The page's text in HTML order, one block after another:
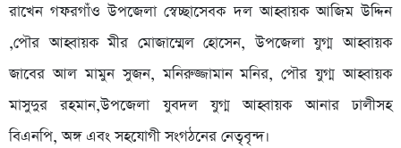
রাখেন গফরগাঁও উপজেলা স্বেচ্ছাসেবক দল আহ্বায়ক আজিম উদ্দিন
,পৌর আহ্বায়ক মীর মোজাম্মেল হোসেন, উপজেলা যুগ্ম আহ্বায়ক
জাবের আল মামুন সুজন, মনিরুজ্জামান মনির, পৌর যুগ্ম আহ্বায়ক
মাসুদুর রহমান,উপজেলা যুবদল যুগ্ম আহ্বায়ক আনার ঢালীসহ
বিএনপি, অঙ্গ এবং সহযোগী সংগঠনের নেতৃবৃন্দ।